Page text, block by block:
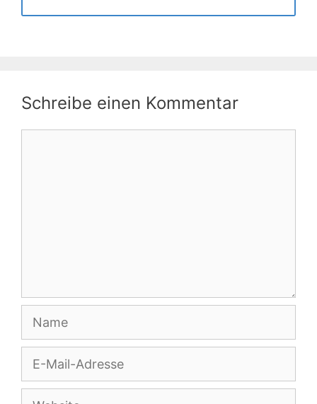
Schreibe einen Kommentar
Adresse
Website